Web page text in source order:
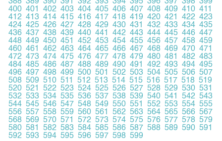
400 401 402 403 404 405 406 407 408 409 410 411
412 413 414 415 416 417 418 419 420 421 422 423
424 425 426 427 428 429 430 431 432 433 434 435
436 437 438 439 440 441 442 443 444 445 446 447
448 449 450 451 452 453 454 455 456 457 458 459
460 461 462 463 464 465 466 467 468 469 470 471
472 473 474 475 476 477 478 479 480 481 482 483
484 485 486 487 488 489 490 491 492 493 494 495
496 497 498 499 500 501 502 503 504 505 506 507
508 509 510 511 512 513 514 515 516 517 518 519
520 521 522 523 524 525 526 527 528 529 530 531
532 533 534 535 536 537 538 539 540 541 542 543
544 545 546 547 548 549 550 551 552 553 554 555
556 557 558 559 560 561 562 563 564 565 566 567
568 569 570 571 572 573 574 575 576 577 578 579
580 581 582 583 584 585 586 587 588 589 590 591
592 593 594 595 596 597 598 599